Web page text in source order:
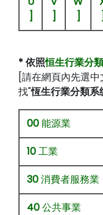
]
]
]
]
* 依照恒生行業分
[請在網頁內先選
找"恆生行業分類系
00能源業
10工業
30消費者服務業
40公共事業